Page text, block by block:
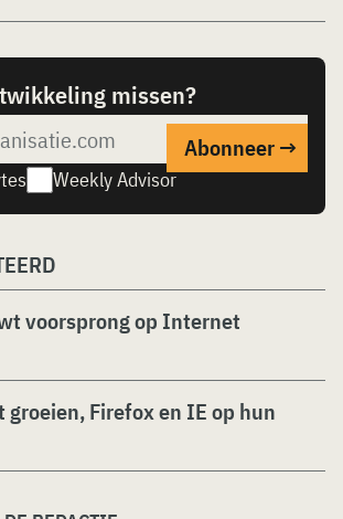
missen?
Weekly Advisor
voorsprong op Internet
Firefox en IE op hun